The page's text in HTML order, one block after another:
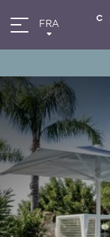
FRA
ITA
ENG
DEU
Arrivée*
07AOÛ2026
Départ
08AOÛ2026
Chambres